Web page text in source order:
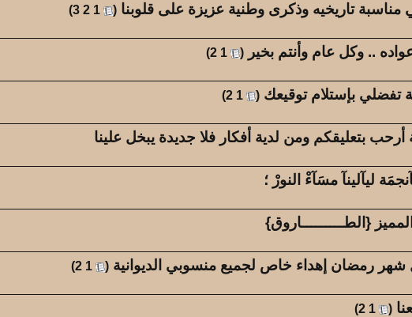
تاريخيه وذكرى وطنية عزيزة على قلوبنا ‏
(
1
2
3
)
.. وكل عام وأنتم بخير ‏
(
1
2
)
تفضلي بإستلام توقيعك ‏
(
1
2
)
أرحب بتعليقكم ومن لدية أفكار فلا جديدة يبخل علينا
ليآلينآ مسَآءْ النورْ ؛
{الطـــــــــاروق}
رمضان إهداء خاص لجميع منسوبي الديوانية ‏
(
1
2
)
‏
(
1
2
)